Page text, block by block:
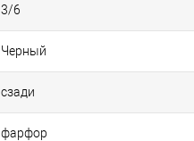
3/6
Черный
сзади
фарфор